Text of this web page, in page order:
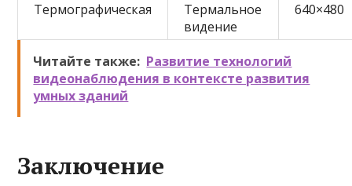
Термографическая
Термальное
видение
640×480
Читайте также: Развитие технологий
видеонаблюдения в контексте развития
умных зданий
Заключение